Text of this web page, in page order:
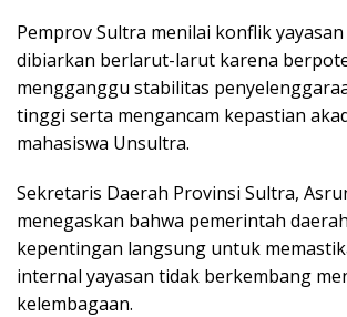
Pemprov Sultra menilai konflik
dibiarkan berlarut-larut karena
mengganggu stabilitas
tinggi serta mengancam kepastian
mahasiswa Unsultra.
Sekretaris Daerah Provinsi Sultra,
menegaskan bahwa pemerintah
kepentingan langsung untuk
internal yayasan tidak berkembang
kelembagaan.